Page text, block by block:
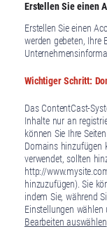
Erstellen Sie einen
Erstellen Sie einen
werden gebeten, Ihre
Wichtiger Schritt:
Das ContentCast-
Inhalte nur an
können Sie Ihre
Domains hinzufügen
verwendet, sollten
http://
hinzuzufügen). Sie
indem Sie, während
Einstellungen
Bearbeiten auswählen